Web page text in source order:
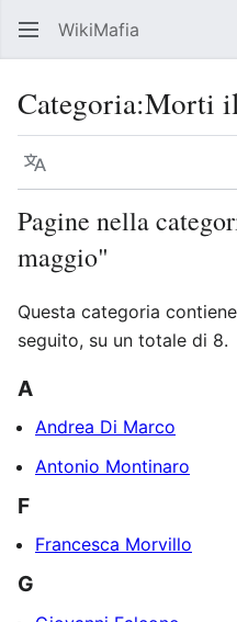
WikiMafia
Categoria:Morti
Lingua
Pagine nella
maggio"
Questa categoria
seguito, su un totale di 8.
A
Andrea Di Marco
Antonio Montinaro
F
Francesca Morvillo
G